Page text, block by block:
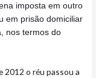
imposta em outro
em prisão domiciliar
nos termos do
2012 o réu passou a